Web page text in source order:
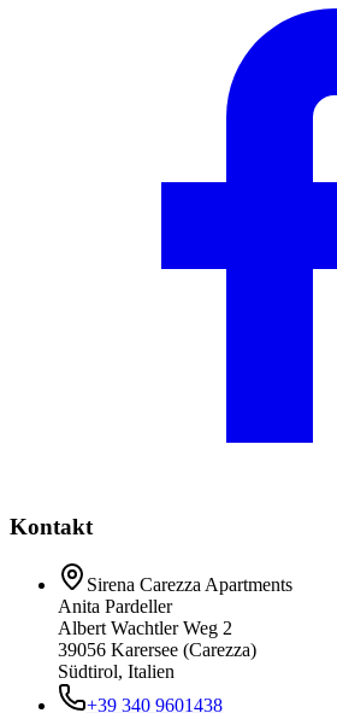
Kontakt
Sirena Carezza Apartments
Anita Pardeller
Albert Wachtler Weg 2
39056 Karersee (Carezza)
Südtirol, Italien
+39 340 9601438